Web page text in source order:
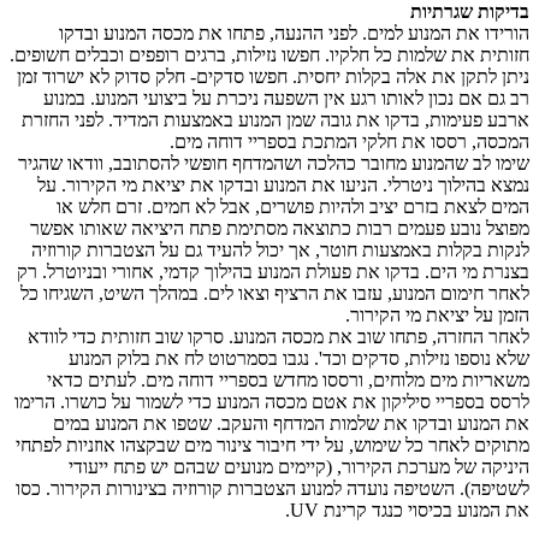
בדיקות שגרתיות
הורידו את המנוע למים. לפני ההנעה, פתחו את מכסה המנוע ובדקו
חזותית את שלמות כל חלקיו. חפשו נזילות, ברגים רופפים וכבלים חשופים.
ניתן לתקן את אלה בקלות יחסית. חפשו סדקים- חלק סדוק לא ישרוד זמן
רב גם אם נכון לאותו רגע אין השפעה ניכרת על ביצועי המנוע. במנוע
ארבע פעימות, בדקו את גובה שמן המנוע באמצעות המדיד. לפני החזרת
המכסה, רססו את חלקי המתכת בספריי דוחה מים.
שימו לב שהמנוע מחובר כהלכה ושהמדחף חופשי להסתובב, וודאו שהגיר
נמצא בהילוך ניטרלי. הניעו את המנוע ובדקו את יציאת מי הקירור. על
המים לצאת בזרם יציב ולהיות פושרים, אבל לא חמים. זרם חלש או
מפוצל נובע פעמים רבות כתוצאה מסתימת פתח היציאה שאותו אפשר
לנקות בקלות באמצעות חוטר, אך יכול להעיד גם על הצטברות קורוזיה
בצנרת מי הים. בדקו את פעולת המנוע בהילוך קדמי, אחורי ובניוטרל. רק
לאחר חימום המנוע, עזבו את הרציף וצאו לים. במהלך השיט, השגיחו כל
הזמן על יציאת מי הקירור.
לאחר החזרה, פתחו שוב את מכסה המנוע. סרקו שוב חזותית כדי לוודא
שלא נוספו נזילות, סדקים וכד'. נגבו בסמרטוט לח את בלוק המנוע
משאריות מים מלוחים, ורססו מחדש בספריי דוחה מים. לעתים כדאי
לרסס בספריי סיליקון את אטם מכסה המנוע כדי לשמור על כושרו. הרימו
את המנוע ובדקו את שלמות המדחף והעקב. שטפו את המנוע במים
מתוקים לאחר כל שימוש, על ידי חיבור צינור מים שבקצהו אוזניות לפתחי
היניקה של מערכת הקירור, (קיימים מנועים שבהם יש פתח ייעודי
לשטיפה). השטיפה נועדה למנוע הצטברות קורוזיה בצינורות הקירור. כסו
את המנוע בכיסוי כנגד קרינת UV
.